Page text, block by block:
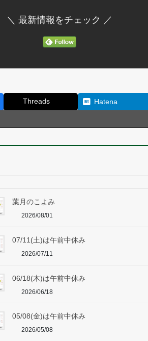
＼ 最新情報をチェック ／
Threads Hatena
葉月のこよみ
2026/08/01
07/11(土)は午前中休み
2026/07/11
06/18(木)は午前中休み
2026/06/18
05/08(金)は午前中休み
2026/05/08